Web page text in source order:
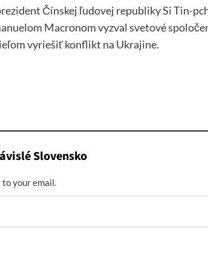
Čínskej ľudovej republiky Si Tin-
Macronom vyzval svetové
vyriešiť konflikt na Ukrajine.
Slovensko
your email.